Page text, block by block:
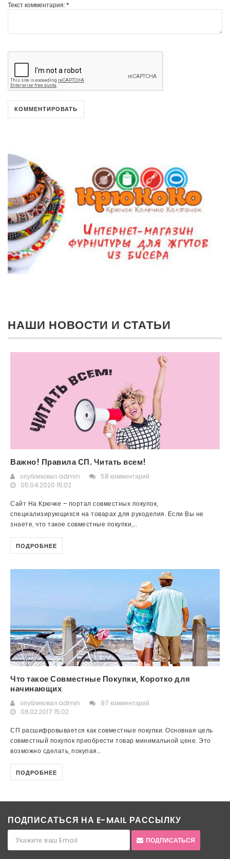
Текст комментария:*
НАШИ НОВОСТИ И СТАТЬИ
Важно! Правила СП. Читать всем!
опубликовал admin
58 комментарий
05.04.2020 15:02
Сайт На Крючке – портал совместных покупок,
специализирующихся на товарах для рукоделия. Если Вы не
знаете, что такое совместные покупки,...
ПОДРОБНЕЕ
Что такое Совместные Покупки, Коротко для
начинающих
опубликовал admin
97 комментарий
08.02.2017 15:02
СП расшифровывается как совместные покупки. Основная цель
совместный покупок приобрести товар минимальной цене. Это
возможно сделать, покупая...
ПОДРОБНЕЕ
ПОДПИСАТЬСЯ НА E-MAIL РАССЫЛКУ
ПОДПИСАТЬСЯ